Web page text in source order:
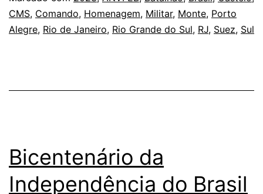
honra
da
CMS, Comando, Homenagem, Militar, Monte, Porto
Alegre, Rio de Janeiro, Rio Grande do Sul, RJ, Suez, Sul
Bicentenário da
Independência do Brasil